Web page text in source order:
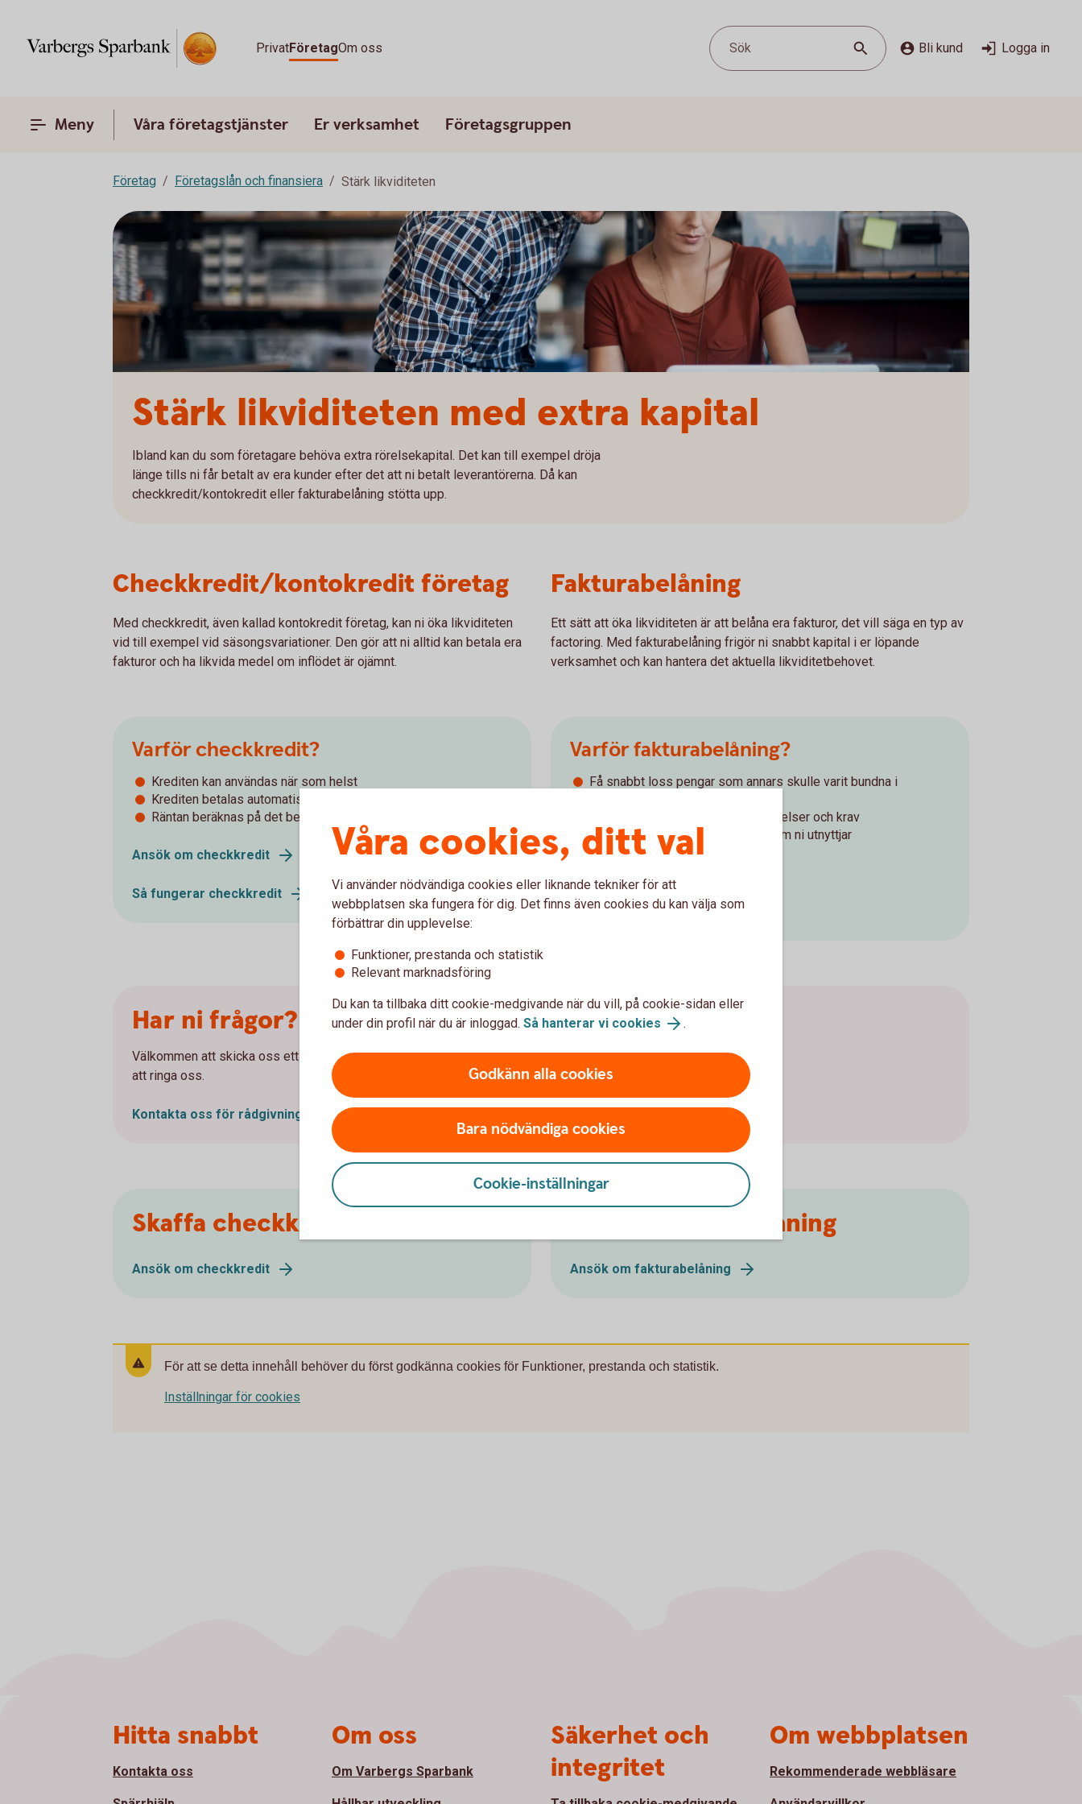
PrivatFöretagOm oss Sök Bli kund Logga in
Meny Våra företagstjänster Er verksamhet Företagsgruppen
Företag Företagslån och finansiera Stärk likviditeten
Stärk likviditeten med extra kapital
Ibland kan du som företagare behöva extra rörelsekapital. Det kan till exempel dröja
länge tills ni får betalt av era kunder efter det att ni betalt leverantörerna. Då kan
checkkredit/kontokredit eller fakturabelåning stötta upp.
Checkkredit/kontokredit företag
Med checkkredit, även kallad kontokredit företag, kan ni öka likviditeten
vid till exempel vid säsongsvariationer. Den gör att ni alltid kan betala era
fakturor och ha likvida medel om inflödet är ojämnt.
Varför checkkredit?
Krediten kan användas när som helst
Krediten betalas automatiskt när pengarna kommer in på kontot
Räntan beräknas på det belopp som ni utnyttjar
Ansök om checkkredit
Så fungerar checkkredit
Fakturabelåning
Ett sätt att öka likviditeten är att belåna era fakturor, det vill säga en typ av
factoring. Med fakturabelåning frigör ni snabbt kapital i er löpande
verksamhet och kan hantera det aktuella likviditetbehovet.
Varför fakturabelåning?
Få snabbt loss pengar som annars skulle varit bundna i
Spara tid då vi tar hand om påminnelser och krav
Räntan beräknas på det belopp som ni utnyttjar
Så fungerar fakturabelåning
Har ni frågor?
Välkommen att skicka oss ett meddelande i internetbanken eller appen. Det går även bra
att ringa oss.
Kontakta oss för rådgivning
Skaffa checkkredit
Ansök om checkkredit
Skaffa fakturabelåning
Ansök om fakturabelåning
För att se detta innehåll behöver du först godkänna cookies för Funktioner, prestanda och statistik.
Inställningar för cookies
Våra cookies, ditt val
Vi använder nödvändiga cookies eller liknande tekniker för att
webbplatsen ska fungera för dig. Det finns även cookies du kan välja som
förbättrar din upplevelse:
Funktioner, prestanda och statistik
Relevant marknadsföring
Du kan ta tillbaka ditt cookie-medgivande när du vill, på cookie-sidan eller
under din profil när du är inloggad. Så hanterar vi cookies .
Godkänn alla cookies
Bara nödvändiga cookies
Cookie-inställningar
Hitta snabbt
Kontakta oss
Om oss
Om Varbergs Sparbank
Säkerhet och
integritet
Om webbplatsen
Rekommenderade webbläsare